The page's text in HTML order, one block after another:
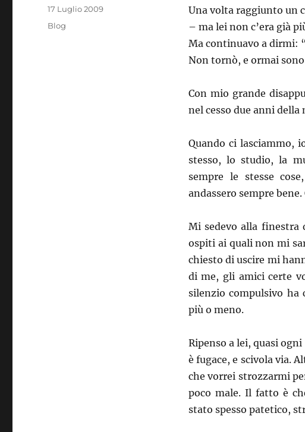
Una volta raggiunto un
– ma lei non c’era già
Ma continuavo a dirmi:
Non tornò, e ormai
Con mio grande
nel cesso due anni della
Quando ci lasciammo,
stesso, lo studio, la
sempre le stesse
andassero sempre
Mi sedevo alla finestra
ospiti ai quali non mi
chiesto di uscire mi
di me, gli amici certe
silenzio compulsivo
più o meno.
Ripenso a lei, quasi
è fugace, e scivola via.
che vorrei strozzarmi
poco male. Il fatto è
stato spesso patetico,
Pubblicato
17 Luglio 2009
Categorie
Blog